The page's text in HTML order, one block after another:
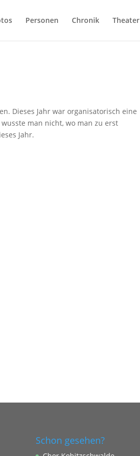
Personen Chronik Theater
Dieses Jahr war organisatorisch eine
man nicht, wo man zu erst
Jahr.
Schon gesehen?